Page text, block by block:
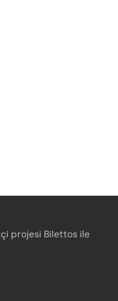
projesi Bilettos ile